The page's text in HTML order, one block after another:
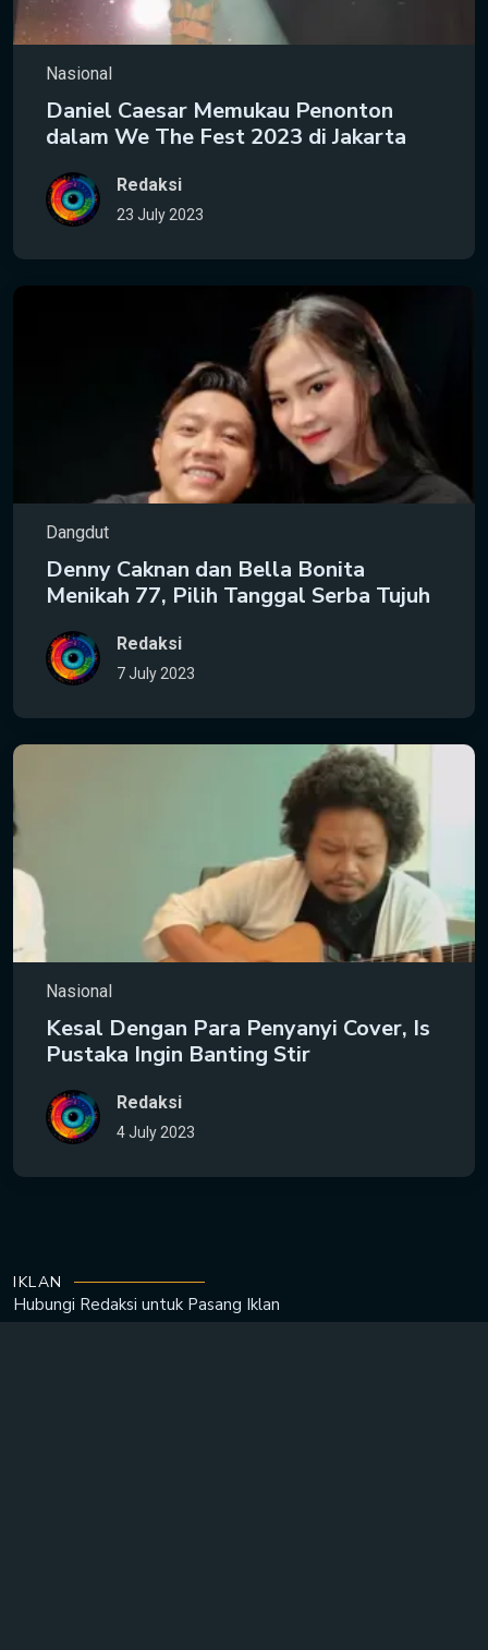
Nasional
Daniel Caesar Memukau Penonton
dalam We The Fest 2023 di Jakarta
Redaksi
23 July 2023
Dangdut
Denny Caknan dan Bella Bonita
Menikah 77, Pilih Tanggal Serba Tujuh
Redaksi
7 July 2023
Nasional
Kesal Dengan Para Penyanyi Cover, Is
Pustaka Ingin Banting Stir
Redaksi
4 July 2023
IKLAN
Hubungi Redaksi untuk Pasang Iklan